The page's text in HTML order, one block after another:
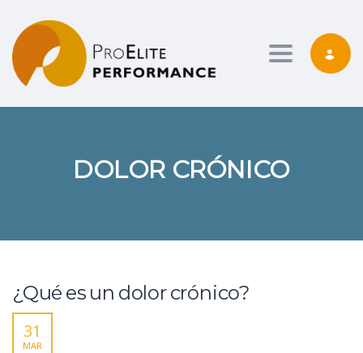
Toggle
DOLOR CRÓNICO
¿Qué es un dolor crónico?
31
MAR